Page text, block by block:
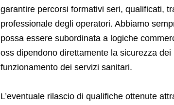
garantire percorsi formativi seri, qualificati,
professionale degli operatori. Abbiamo
possa essere subordinata a logiche
oss dipendono direttamente la sicurezza
funzionamento dei servizi sanitari.
L’eventuale rilascio di qualifiche ottenute